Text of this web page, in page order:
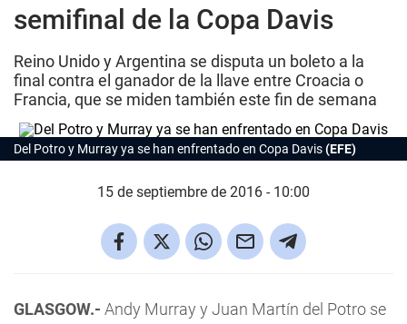
semifinal de la Copa Davis
Reino Unido y Argentina se disputa un boleto a la
final contra el ganador de la llave entre Croacia o
Francia, que se miden también este fin de semana
Del Potro y Murray ya se han enfrentado en Copa Davis(EFE)
15 de septiembre de 2016 - 10:00
GLASGOW.- Andy Murray y Juan Martín del Potro se